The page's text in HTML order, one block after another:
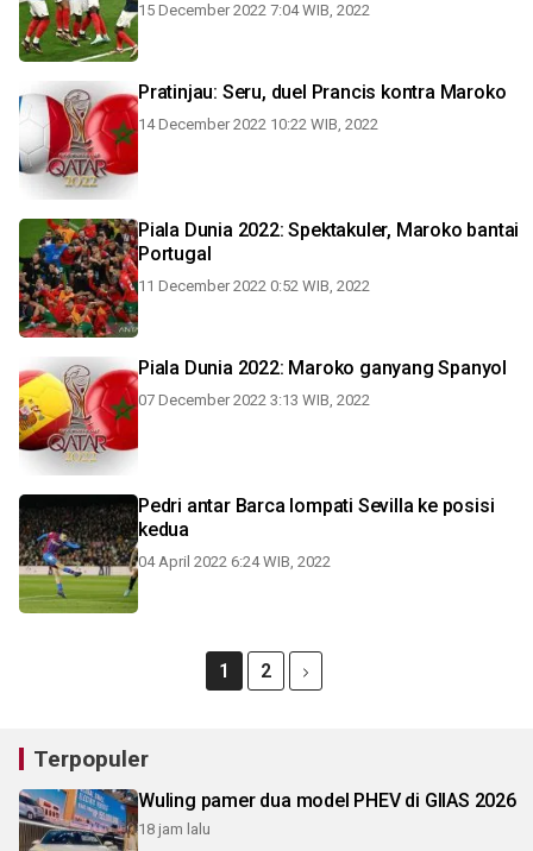
15 December 2022 7:04 WIB, 2022
Pratinjau: Seru, duel Prancis kontra Maroko
14 December 2022 10:22 WIB, 2022
Piala Dunia 2022: Spektakuler, Maroko bantai
Portugal
11 December 2022 0:52 WIB, 2022
Piala Dunia 2022: Maroko ganyang Spanyol
07 December 2022 3:13 WIB, 2022
Pedri antar Barca lompati Sevilla ke posisi
kedua
04 April 2022 6:24 WIB, 2022
1 2
Terpopuler
Wuling pamer dua model PHEV di GIIAS 2026
18 jam lalu